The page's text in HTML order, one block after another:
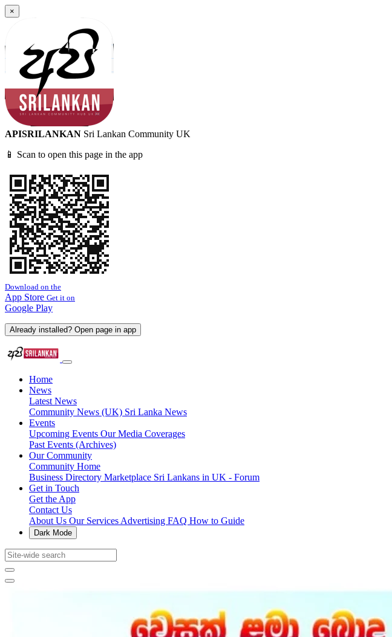
×
APISRILANKAN Sri Lankan Community UK
📱 Scan to open this page in the app
Download on the
App Store Get it on
Google Play
Already installed? Open page in app
Home
News
Latest News
Community News (UK) Sri Lanka News
Events
Upcoming Events Our Media Coverages
Past Events (Archives)
Our Community
Community Home
Business Directory Marketplace Sri Lankans in UK - Forum
Get in Touch
Get the App
Contact Us
About Us Our Services Advertising FAQ How to Guide
Dark Mode